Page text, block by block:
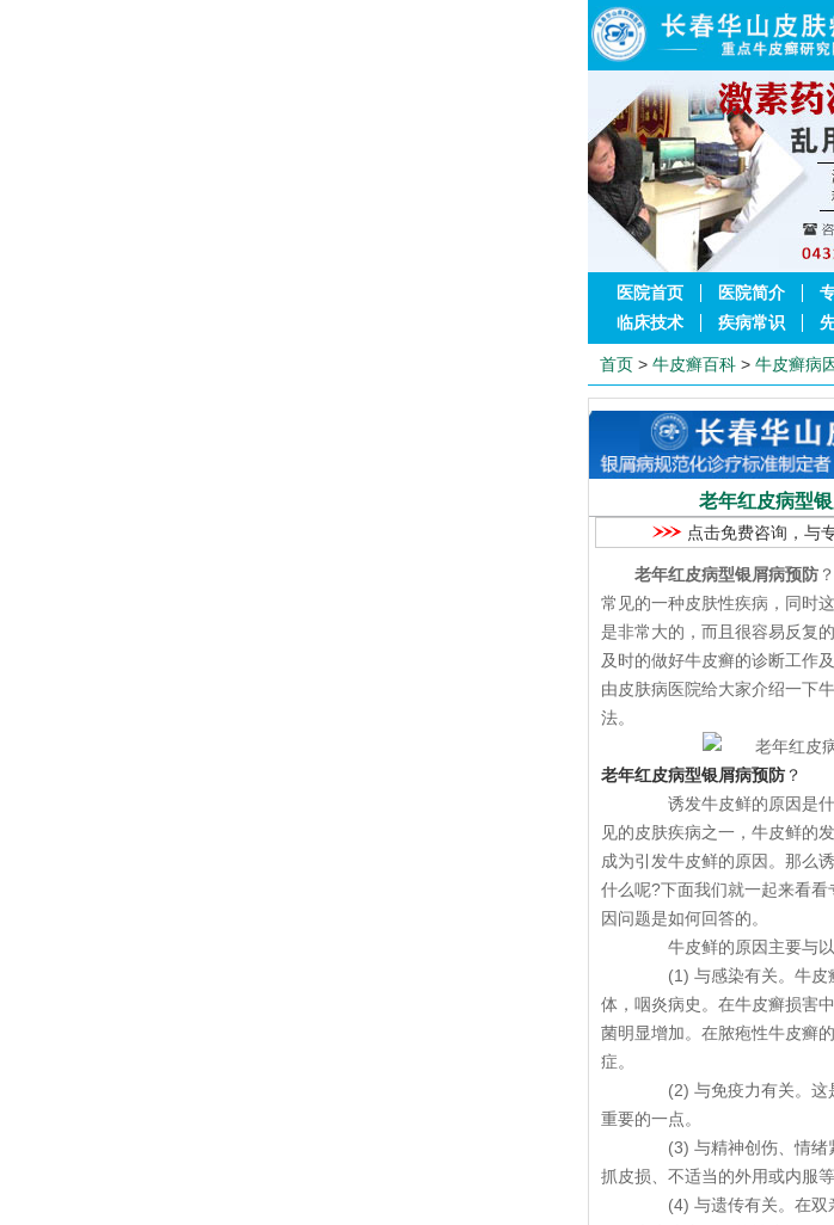
医院首页 医院简介
临床技术
疾病常识
首页 > 牛皮癣百科 > 牛皮癣病
老年红皮病型
点击免费咨询，与
老年红皮病型银屑病预防
常见的一种皮肤性疾病，同时
是非常大的，而且很容易反复
及时的做好牛皮癣的诊断工作
由皮肤病医院给大家介绍一下
法。
老年红皮病型银屑病预防 ？
诱发牛皮鲜的原因是什
见的皮肤疾病之一，牛皮鲜的
成为引发牛皮鲜的原因。那么
什么呢?下面我们就一起来看
因问题是如何回答的。
牛皮鲜的原因主要与以
(1) 与感染有关。牛皮
体，咽炎病史。在牛皮癣损害
菌明显增加。在脓疱性牛皮癣
症。
(2) 与免疫力有关。这
重要的一点。
(3) 与精神创伤、情绪
抓皮损、不适当的外用或内服
(4) 与遗传有关。在双